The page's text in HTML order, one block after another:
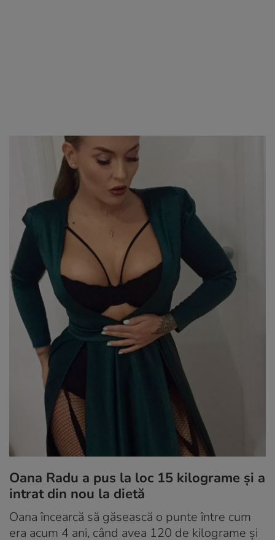
Oana Radu a pus la loc 15 kilograme și a
intrat din nou la dietă
Oana încearcă să găsească o punte între cum
era acum 4 ani, când avea 120 de kilograme și